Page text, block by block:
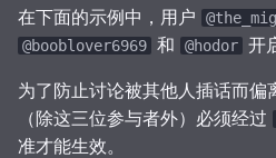
在下面的示例中，用户
@booblover6969 和 @hodor 开
为了防止讨论被其他人插话而偏
（除这三位参与者外）必须经过
准才能生效。